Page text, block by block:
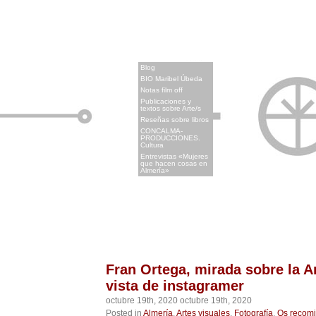
Blog
BIO Maribel Úbeda
Notas film off
Publicaciones y
textos sobre Arte/s
Reseñas sobre libros
CONCALMA-
PRODUCCIONES.
Cultura
Entrevistas «Mujeres
que hacen cosas en
Almería»
Fran Ortega, mirada sobre la
vista de instagramer
octubre 19th, 2020 octubre 19th, 2020
Posted in Almería Artes visuales Fotografía Os